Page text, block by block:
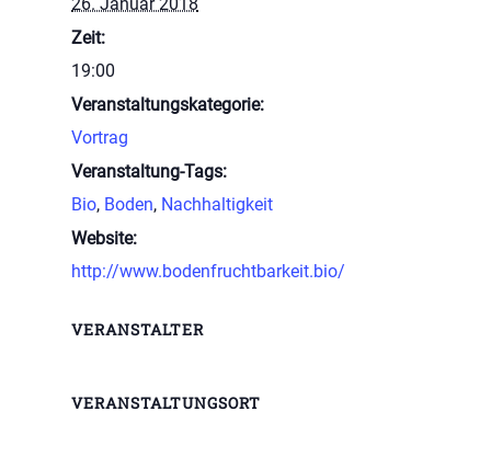
Zeit:
19:00
Veranstaltungskategorie:
Vortrag
Veranstaltung-Tags:
Bio, Boden, Nachhaltigkeit
Website:
http://www.bodenfruchtbarkeit.bio/
VERANSTALTUNGSORT
VERANSTALTER